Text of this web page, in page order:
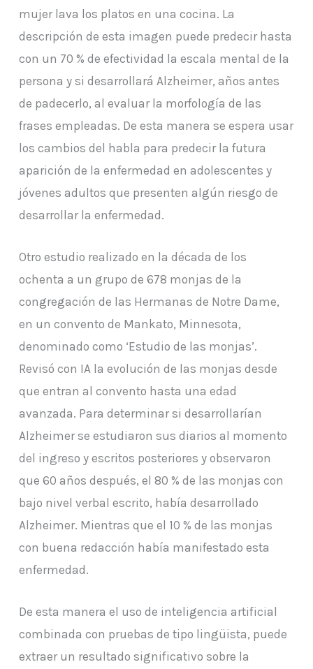
mujer lava los platos en una cocina. La
descripción de esta imagen puede predecir hasta
con un 70 % de efectividad la escala mental de la
persona y si desarrollará Alzheimer, años antes
de padecerlo, al evaluar la morfología de las
frases empleadas. De esta manera se espera usar
los cambios del habla para predecir la futura
aparición de la enfermedad en adolescentes y
jóvenes adultos que presenten algún riesgo de
desarrollar la enfermedad.
Otro estudio realizado en la década de los
ochenta a un grupo de 678 monjas de la
congregación de las Hermanas de Notre Dame,
en un convento de Mankato, Minnesota,
denominado como ‘Estudio de las monjas’.
Revisó con IA la evolución de las monjas desde
que entran al convento hasta una edad
avanzada. Para determinar si desarrollarían
Alzheimer se estudiaron sus diarios al momento
del ingreso y escritos posteriores y observaron
que 60 años después, el 80 % de las monjas con
bajo nivel verbal escrito, había desarrollado
Alzheimer. Mientras que el 10 % de las monjas
con buena redacción había manifestado esta
enfermedad.
De esta manera el uso de inteligencia artificial
combinada con pruebas de tipo lingüista, puede
extraer un resultado significativo sobre la